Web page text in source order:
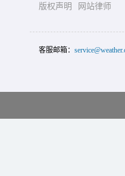
版权声明
网站律师
客服邮箱：